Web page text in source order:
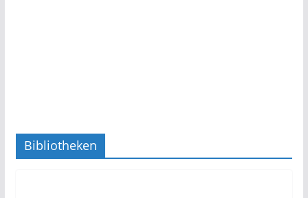
Bibliotheken